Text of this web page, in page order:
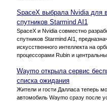
SpaceX выбрала Nvidia для
спутников Starmind AI1
SpaceX и Nvidia совместно
спутников Starmind AI1,
искусственного интеллекта на
процессорами Rubin и
Waymo открыла сервис
списка ожидания
Жители и гости Далласа теперь
автомобиль Waymo сразу после